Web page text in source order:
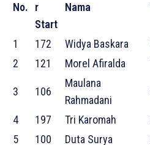
No.
r
Start
Nama
1 172 Widya Baskara
2
121 Morel Afiralda
3 106
Maulana
Rahmadani
4 197 Tri Karomah
5
100 Duta Surya